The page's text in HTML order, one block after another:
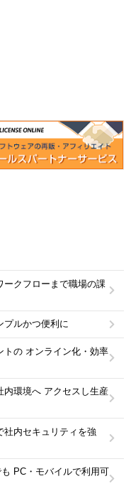
クフローまで職場の課
プルかつ便利に
トの オンライン化・効率
内環境へ アクセスし生産
社内セキュリティを強
PC・モバイルで利用可